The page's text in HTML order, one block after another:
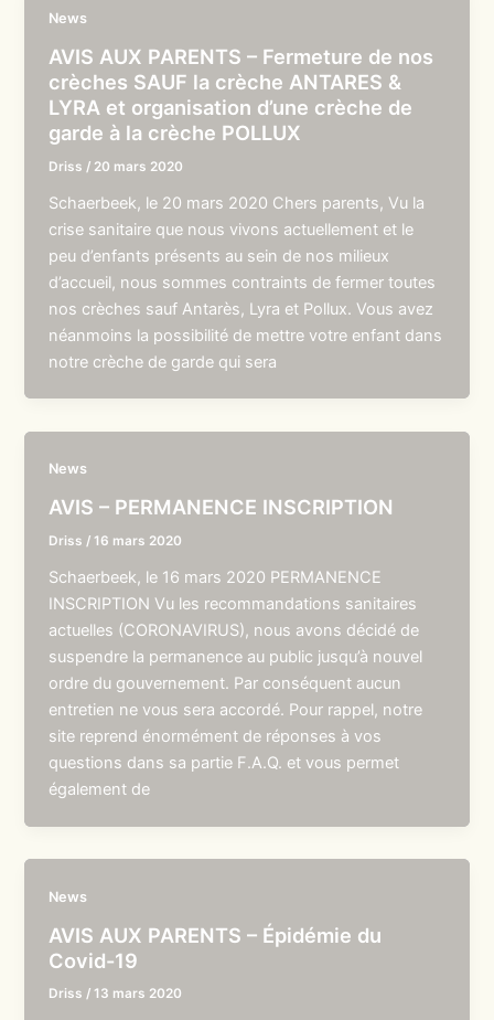
News
AVIS AUX PARENTS – Fermeture de nos
crèches SAUF la crèche ANTARES &
LYRA et organisation d’une crèche de
garde à la crèche POLLUX
Driss / 20 mars 2020
Schaerbeek, le 20 mars 2020 Chers parents, Vu la
crise sanitaire que nous vivons actuellement et le
peu d’enfants présents au sein de nos milieux
d’accueil, nous sommes contraints de fermer toutes
nos crèches sauf Antarès, Lyra et Pollux. Vous avez
néanmoins la possibilité de mettre votre enfant dans
notre crèche de garde qui sera
News
AVIS – PERMANENCE INSCRIPTION
Driss /16 mars 2020
Schaerbeek, le 16 mars 2020 PERMANENCE
INSCRIPTION Vu les recommandations sanitaires
actuelles (CORONAVIRUS), nous avons décidé de
suspendre la permanence au public jusqu’à nouvel
ordre du gouvernement. Par conséquent aucun
entretien ne vous sera accordé. Pour rappel, notre
site reprend énormément de réponses à vos
questions dans sa partie F.A.Q. et vous permet
également de
News
AVIS AUX PARENTS – Épidémie du
Covid-19
Driss /13 mars 2020